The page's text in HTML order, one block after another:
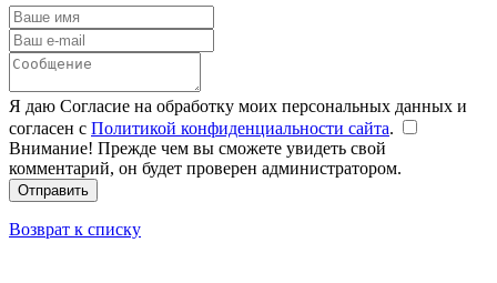
Я даю Согласие на обработку моих персональных данных и
согласен с Политикой конфиденциальности сайта.
Внимание! Прежде чем вы сможете увидеть свой
комментарий, он будет проверен администратором.
Отправить
Возврат к списку